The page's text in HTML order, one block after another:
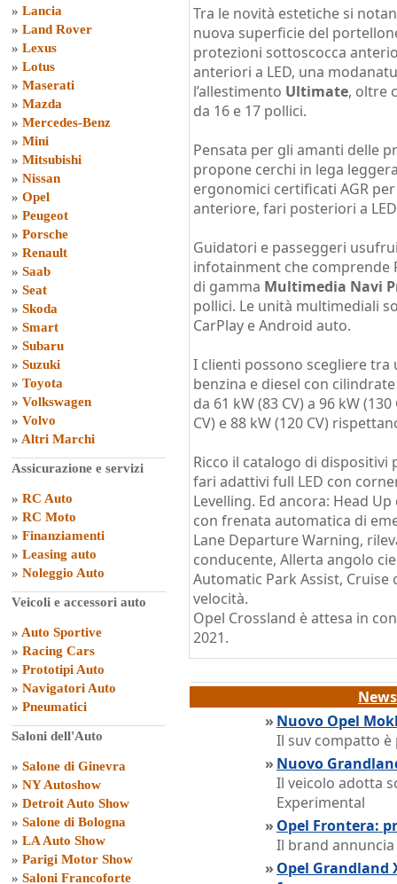
» Lancia
» Land Rover
» Lexus
» Lotus
» Maserati
» Mazda
» Mercedes-Benz
» Mini
» Mitsubishi
» Nissan
» Opel
» Peugeot
» Porsche
» Renault
» Saab
» Seat
» Skoda
» Smart
» Subaru
» Suzuki
» Toyota
» Volkswagen
» Volvo
» Altri Marchi
Assicurazione e servizi
» RC Auto
» RC Moto
» Finanziamenti
» Leasing auto
» Noleggio Auto
Veicoli e accessori auto
» Auto Sportive
» Racing Cars
» Prototipi Auto
» Navigatori Auto
» Pneumatici
Saloni dell'Auto
» Salone di Ginevra
» NY Autoshow
» Detroit Auto Show
» Salone di Bologna
» LA Auto Show
» Parigi Motor Show
» Saloni Francoforte
Tra le novità estetiche si
nuova superficie del
protezioni sottoscocca
anteriori a LED, una
l’allestimento Ultimate, oltre
da 16 e 17 pollici.
Pensata per gli amanti delle
propone cerchi in lega
ergonomici certificati AGR
anteriore, fari posteriori a
Guidatori e passeggeri
infotainment che comprende
di gamma Multimedia Navi
pollici. Le unità multimediali
CarPlay e Android auto.
I clienti possono scegliere
benzina e diesel con
da 61 kW (83 CV) a 96 kW
CV) e 88 kW (120 CV)
Ricco il catalogo di dispositivi
fari adattivi full LED con
Levelling. Ed ancora: Head
con frenata automatica di
Lane Departure Warning,
conducente, Allerta angolo
Automatic Park Assist,
velocità.
Opel Crossland è attesa in
2021.
» Nuovo Opel
Il suv compatto
» Nuovo
Il veicolo adotta
Experimental
» Opel Frontera:
Il brand
» Opel Grandland